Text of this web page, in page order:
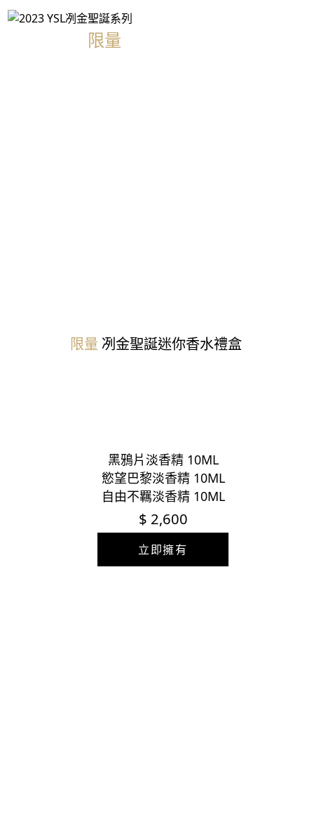
限量
限量 冽金聖誕迷你香水禮盒
黑鴉片淡香精 10ML
慾望巴黎淡香精 10ML
自由不羈淡香精 10ML
$ 2,600
立即擁有